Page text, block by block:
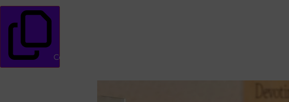
Copiar link